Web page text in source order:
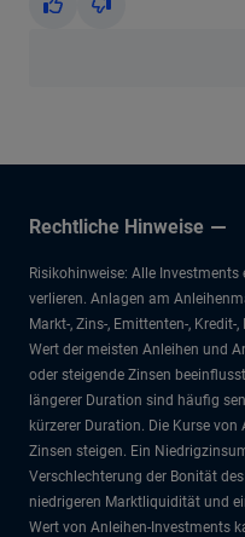
Yes No
Rechtliche Hinweise
Risikohinweise: Alle
verlieren. Anlagen am
Markt-, Zins-, Emittenten-,
Wert der meisten Anleihen und
oder steigende Zinsen
längerer Duration sind häufig
kürzerer Duration. Die Kurse von
Zinsen steigen. Ein
Verschlechterung der Bonität
niedrigeren Marktliquidität und
Wert von Anleihen-Investments